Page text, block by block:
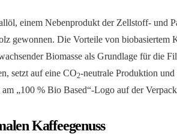
einem Nebenprodukt der Zellstoff- und
gewonnen. Die Vorteile von biobasiertem
Biomasse als Grundlage für die
setzt auf eine CO2-neutrale Produktion
„100 % Bio Based“-Logo auf der
Kaffeegenuss